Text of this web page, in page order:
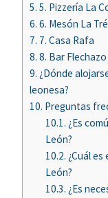
5. 5. Pizzería La
6. 6. Mesón La
7. 7. Casa Rafa
8. 8. Bar Flechazo
9. ¿Dónde
leonesa?
10. Preguntas
10.1. ¿Es
León?
10.2. ¿Cuál
León?
10.3. ¿Es